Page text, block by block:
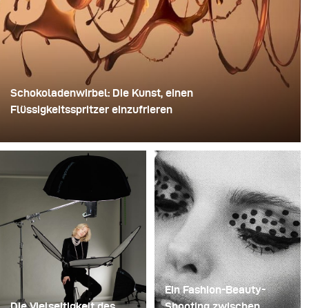
Schokoladenwirbel: Die Kunst, einen
Flüssigkeitsspritzer einzufrieren
günstiger Einweg-Sektgläser aus Kunststoff. Er
entfernte die Standfüße, bohrte ein Loch durch die Mitte
jedes einzelnen Glases und steckte sie anschließend
auf einen Bohrer. So entstand eine mehrschichtige,
rotierende Konstruktion, die die Flüssigkeit zunächst
aufnehmen und dann freigeben konnte.
Ein Fashion-Beauty-